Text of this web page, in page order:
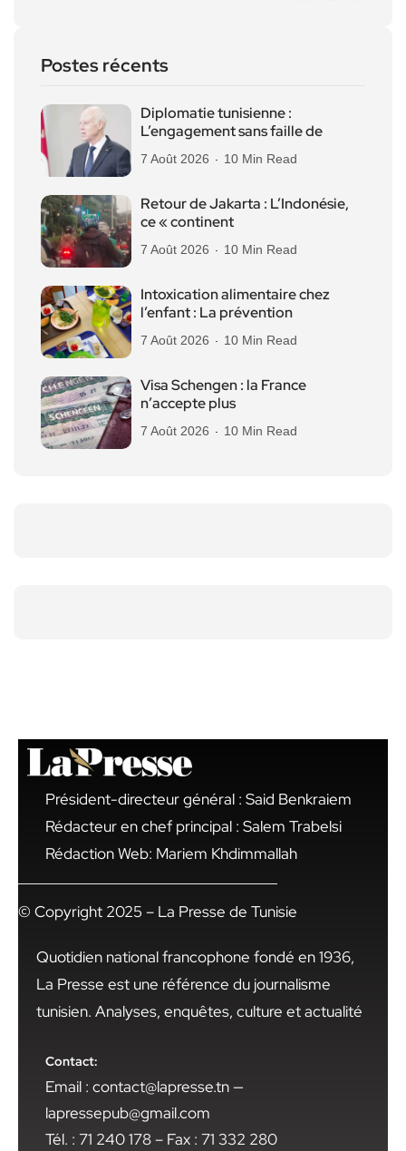
Postes récents
Diplomatie tunisienne :
L’engagement sans faille de
7 Août 2026 10 Min Read
Retour de Jakarta : L’Indonésie,
ce « continent
7 Août 2026 10 Min Read
Intoxication alimentaire chez
l’enfant : La prévention
7 Août 2026 10 Min Read
Visa Schengen : la France
n’accepte plus
7 Août 2026 10 Min Read
Président-directeur général : Said Benkraiem
Rédacteur en chef principal : Salem Trabelsi
Rédaction Web: Mariem Khdimmallah
© Copyright 2025 – La Presse de Tunisie
Quotidien national francophone fondé en 1936,
La Presse est une référence du journalisme
tunisien. Analyses, enquêtes, culture et actualité
Contact:
Email : contact@lapresse.tn —
lapressepub@gmail.com
Tél. : 71 240 178 – Fax : 71 332 280